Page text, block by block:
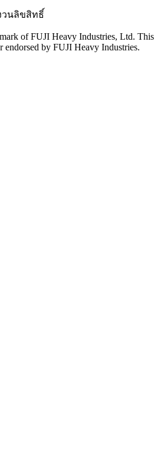
วนลิขสิทธิ์
of FUJI Heavy Industries, Ltd. This
endorsed by FUJI Heavy Industries.